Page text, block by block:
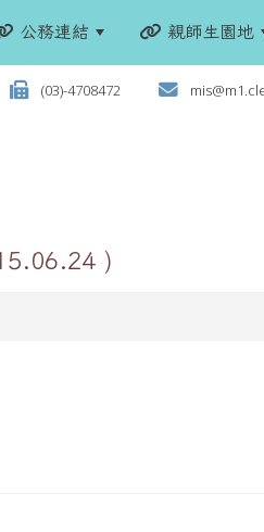
公務連結 親師生園地
(03)-4708472
)